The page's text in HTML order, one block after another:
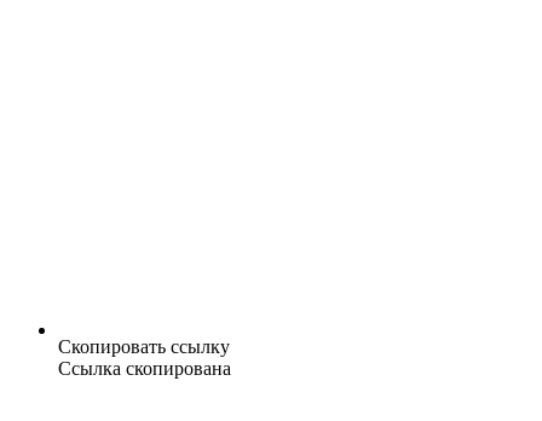
Скопировать ссылку
Ссылка скопирована